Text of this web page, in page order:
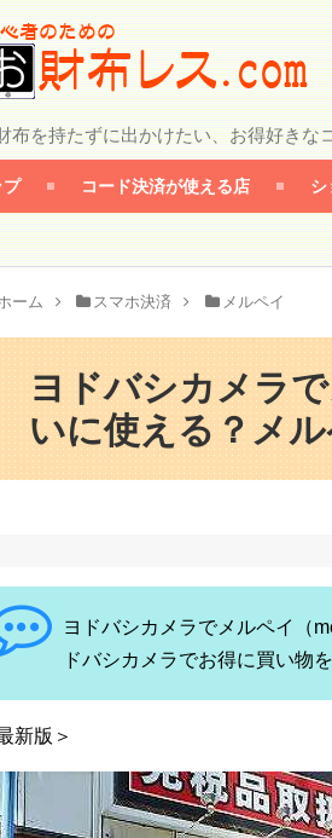
布を持たずに出かけたい、お得好きな
プ コード決済が使える店 シ
ーム スマホ決済 メルペイ
ヨドバシカメラ
いに使える？メ
ヨドバシカメラでメルペイ（
ドバシカメラでお得に買い物
新版＞